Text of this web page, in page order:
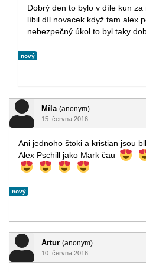
Dobrý den to bylo v díle kun
líbil díl novacek když tam alex
nebezpečný úkol to byl taky
nový
Míla (anonym)
15. června 2016
Ani jednoho štoki a kristian jsou
Alex Pschill jako Mark čau
nový
Artur (anonym)
10. června 2016